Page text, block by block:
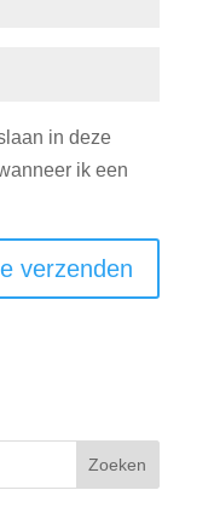
in deze
ik een
Zoeken